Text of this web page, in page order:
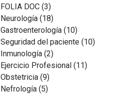
FOLIA DOC (3)
Neurología (18)
Gastroenterología (10)
Seguridad del paciente (10)
Inmunología (2)
Ejercicio Profesional (11)
Obstetricia (9)
Nefrología (5)